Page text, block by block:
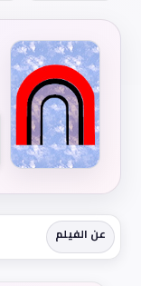
عن الفيلم